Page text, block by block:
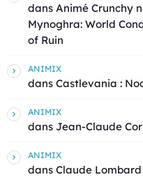
dans Animé Crunchy
Mynoghra: World
of Ruin
ANIMIX
dans Castlevania :
ANIMIX
dans Jean-Claude
ANIMIX
dans Claude Lombard